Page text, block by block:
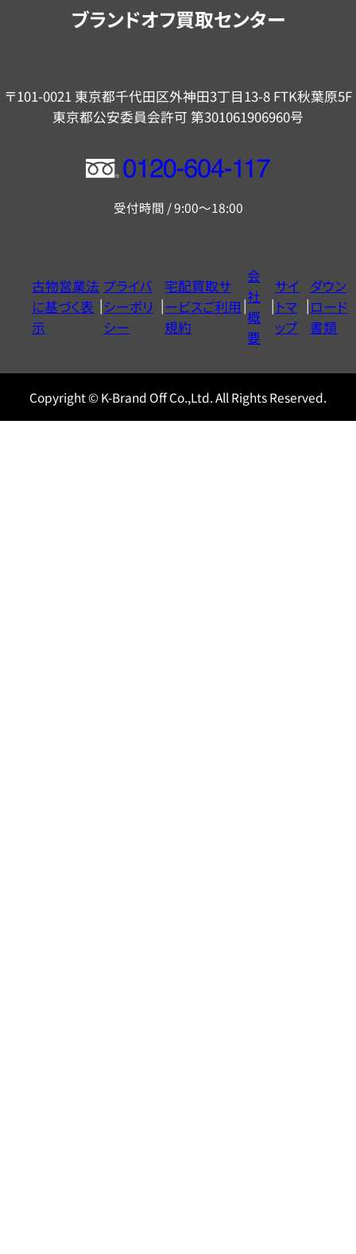
ブランドオフ買取センター
〒101-0021 東京都千代田区外神田3丁目13-8 FTK秋葉原5F
東京都公安委員会許可 第301061906960号
フ
ー
ヤ
ル
0120604117
受付時間 / 9:00～18:00
古物営業法
に基づく表
示
プライバ
シーポリ
シー
宅配買取サ
ービスご利用
規約
会
社
概
要
サイ
トマ
ップ
ダウン
ロード
書類
Copyright © K-Brand Off Co.,Ltd. All Rights Reserved.